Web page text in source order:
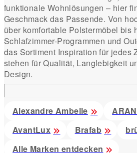
funktionale Wohnlösungen – hier
Geschmack das Passende. Von
über komfortable Polstermöbel bis
Schlafzimmer-Programmen und
das Sortiment Inspiration für jedes
stehen für Qualität, Langlebigkeit
Design.
Alexandre Ambelle
AvantLux
Brafab
Alle Marken entdecken